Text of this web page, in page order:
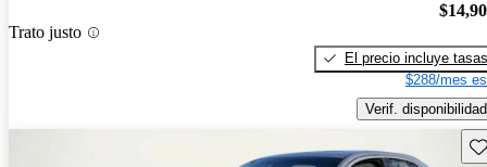
Trato justo
El precio incluye tasas
$288/mes
Verif. disponibilidad